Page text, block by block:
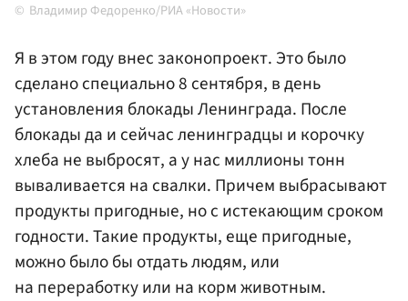
Владимир Федоренко/РИА «Новости»
Я в этом году внес законопроект. Это было
сделано специально 8 сентября, в день
установления блокады Ленинграда. После
блокады да и сейчас ленинградцы и корочку
хлеба не выбросят, а у нас миллионы тонн
вываливается на свалки. Причем выбрасывают
продукты пригодные, но с истекающим сроком
годности. Такие продукты, еще пригодные,
можно было бы отдать людям, или
на переработку или на корм животным.